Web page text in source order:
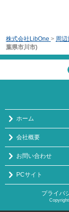
株式会社LibOne > 周辺
葉県市川市)
ホーム
会社概要
お問い合わせ
PCサイト
プライバ